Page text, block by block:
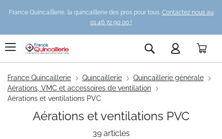
France Quincaillerie, la quincaillerie des pros pour tous. Contactez nous au
01 46 72 90 00 !
Rechercher
France Quincaillerie Quincaillerie
Quincaillerie générale
Aérations, VMC et accessoires de ventilation
Aérations et ventilations PVC
39articles
Aérations et ventilations PVC